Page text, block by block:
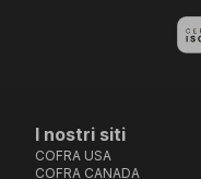
I nostri siti
COFRA USA
COFRA CANADA